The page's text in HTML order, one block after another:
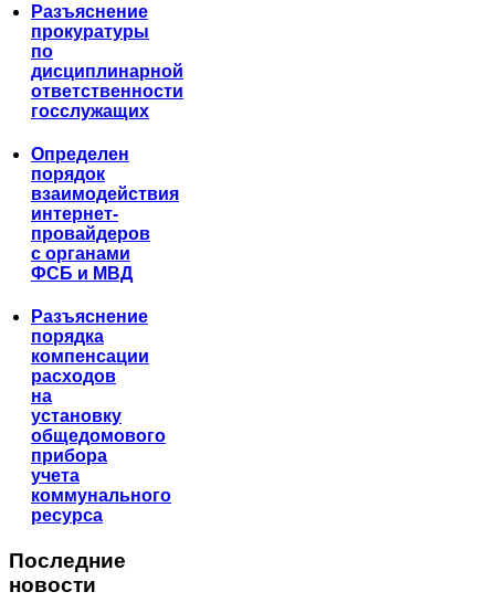
Разъяснение
прокуратуры
по
дисциплинарной
ответственности
госслужащих
Определен
порядок
взаимодействия
интернет-
провайдеров
с органами
ФСБ и МВД
Разъяснение
порядка
компенсации
расходов
на
установку
общедомового
прибора
учета
коммунального
ресурса
Последние
новости